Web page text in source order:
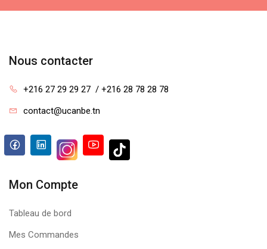
Nous contacter
+216 27 29 29 27  / +216 28 78 28 78
contact@ucanbe.tn
Mon Compte
Tableau de bord
Mes Commandes